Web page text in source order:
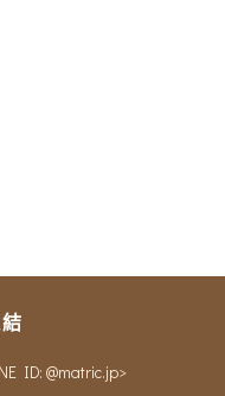
ID: @matric.jp>